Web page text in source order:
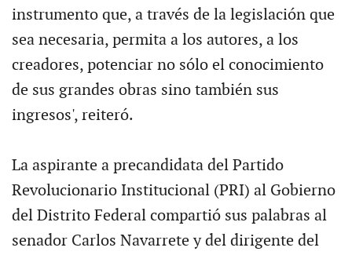
instrumento que, a través de la legislación que
sea necesaria, permita a los autores, a los
creadores, potenciar no sólo el conocimiento
de sus grandes obras sino también sus
ingresos', reiteró.
La aspirante a precandidata del Partido
Revolucionario Institucional (PRI) al Gobierno
del Distrito Federal compartió sus palabras al
senador Carlos Navarrete y del dirigente del